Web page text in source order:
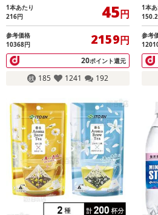
1本あたり
216円 45円
参考価格
10368円
2159円
20ポイント還元
185 1241 192
1本あ
150.2
参考